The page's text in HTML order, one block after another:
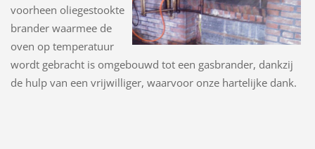
voorheen oliegestookte
brander waarmee de
oven op temperatuur
wordt gebracht is omgebouwd tot een gasbrander, dankzij
de hulp van een vrijwilliger, waarvoor onze hartelijke dank.